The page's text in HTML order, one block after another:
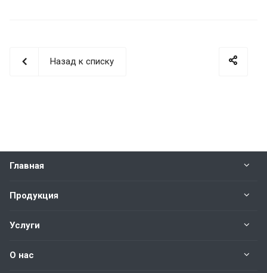
Назад к списку
Главная
Продукция
Услуги
О нас